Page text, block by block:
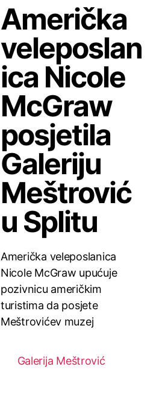
Američka
veleposlan
ica Nicole
McGraw
posjetila
Galeriju
Meštrović
u Splitu
Američka veleposlanica
Nicole McGraw upućuje
pozivnicu američkim
turistima da posjete
Meštrovićev muzej
Galerija Meštrović